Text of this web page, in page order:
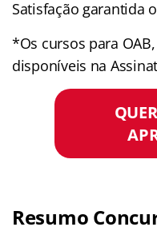
Satisfação garantida
*Os cursos para
disponíveis na
Resumo